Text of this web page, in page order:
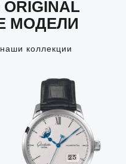
МОДЕЛИ
коллекции